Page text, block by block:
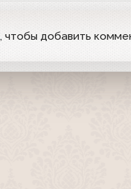
, чтобы добавить